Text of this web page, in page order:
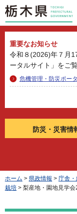
栃木県
重要なお知らせ
令和８(2026)年７月
ータルサイト」をご
危機管理・防災ポー
防災・ 災害情
ホーム > 県政情報 > 庁舎
栽培 > 梨産地・園地見学